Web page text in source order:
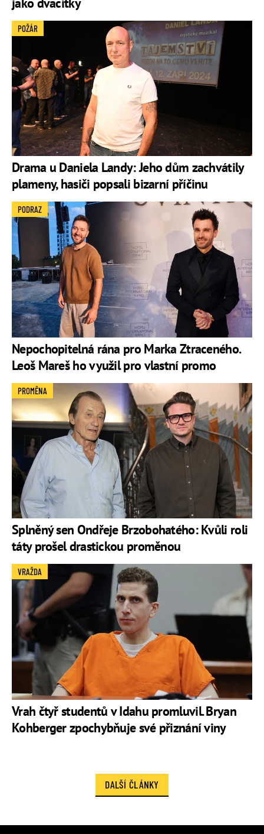
Drama u Daniela Landy: Jeho dům zachvátily
plameny, hasiči popsali bizarní příčinu
POŽÁR
Nepochopitelná rána pro Marka Ztraceného.
Leoš Mareš ho využil pro vlastní promo
PODRAZ
Splněný sen Ondřeje Brzobohatého: Kvůli roli
táty prošel drastickou proměnou
PROMĚNA
Vrah čtyř studentů v Idahu promluvil. Bryan
Kohberger zpochybňuje své přiznání viny
VRAŽDA
DALŠÍ ČLÁNKY